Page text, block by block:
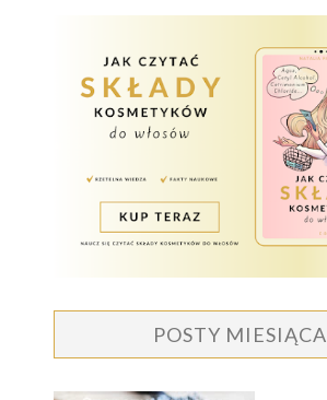
POSTY MIESIĄCA